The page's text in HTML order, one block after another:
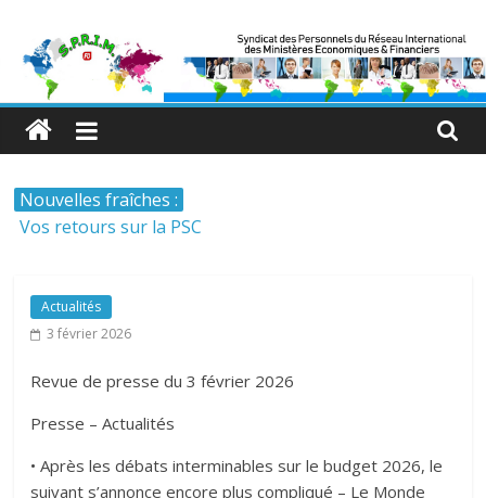
content
Syndicat
SPRIM-
FO
Syndicat
des
du
Réseau
International
Ministères
Economiques
Financiers
Nouvelles fraîches :
Vos retours sur la PSC
Arrêté 27 juillet 2026 circonscriptions CSER
Revue de presse du 30 juillet 2026
Actualités
3 février 2026
Revue de presse du 3 février 2026
Presse – Actualités
• Après les débats interminables sur le budget 2026, le
suivant s’annonce encore plus compliqué – Le Monde